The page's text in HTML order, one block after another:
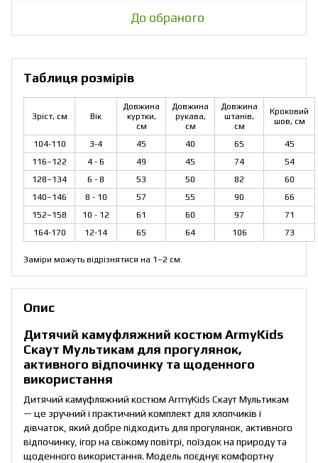
До обраного
Таблиця розмірів
Зріст, см Вік
Довжина
куртки,
см
Довжина
рукава,
см
Довжина
штанів,
см
Кроковий
шов, см
104-110 3-4 45 40 65
45
116–122
4 - 6 49 45 74
54
128–134
6 - 8 53 50 82
60
140–146
8 - 10 57 55 90
66
152–158
10 - 12 61 60 97
71
164-170
12-14 65 64 106 73
Заміри можуть відрізнятися на 1–2 см.
Опис
Дитячий камуфляжний костюм ArmyKids
Скаут Мультикам для прогулянок,
активного відпочинку та щоденного
використання
Дитячий камуфляжний костюм ArmyKids Скаут Мультикам
— це зручний і практичний комплект для хлопчиків і
дівчаток, який добре підходить для прогулянок, активного
відпочинку, ігор на свіжому повітрі, поїздок на природу та
щоденного використання. Модель поєднує комфортну